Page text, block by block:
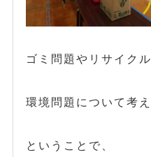
ゴミ問題やリサイクル
環境問題について考
ということで、